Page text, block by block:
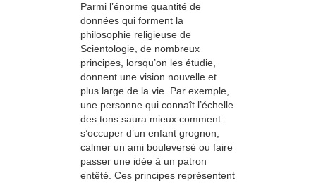
Parmi l’énorme quantité de
données qui forment la
philosophie religieuse de
Scientologie, de nombreux
principes, lorsqu’on les étudie,
donnent une vision nouvelle et
plus large de la vie. Par exemple,
une personne qui connaît l’échelle
des tons saura mieux comment
s’occuper d’un enfant grognon,
calmer un ami bouleversé ou faire
passer une idée à un patron
entêté. Ces principes représentent